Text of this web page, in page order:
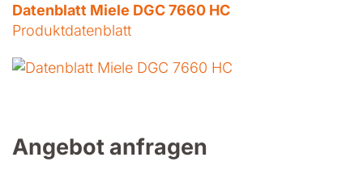
Datenblatt Miele DGC 7660 HC
Produktdatenblatt
Angebot anfragen